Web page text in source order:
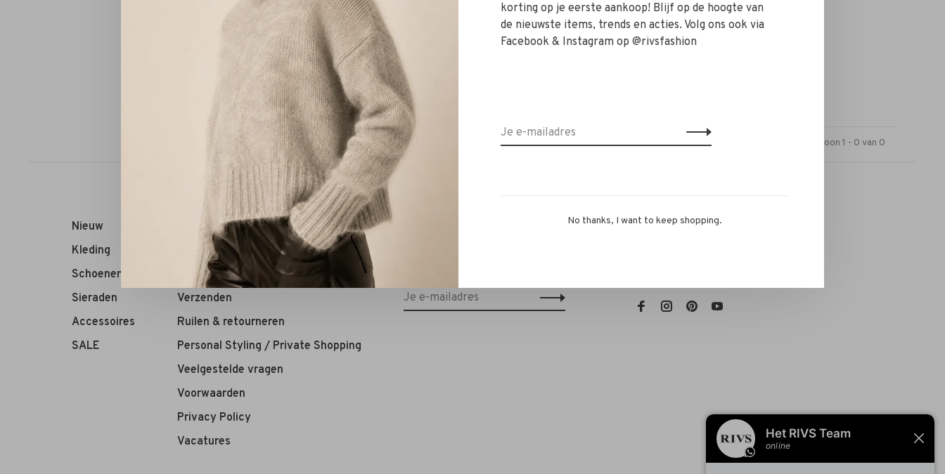
Sorteren op: Toon 1 - 0 van 0
Nieuw
Kleding
Schoenen
Sieraden
Accessoires
SALE
RIVS Store
Over ons
Contact
Verzenden
Ruilen & retourneren
Personal Styling / Private Shopping
Veelgestelde vragen
Voorwaarden
Privacy Policy
Vacatures
Schrijf je in voor onze nieuwsbrief en
RIVS Store
korting op je eerste aankoop! Blijf op de hoogte van
de nieuwste items, trends en acties. Volg ons ook via
Facebook & Instagram op @rivsfashion
No thanks, I want to keep shopping.